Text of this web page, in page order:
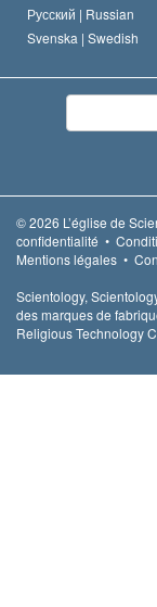
Русский | Russian
Svenska | Swedish
© 2026 L’église de
confidentialité •
Mentions légales •
Scientology,
des marques de
Religious Technology